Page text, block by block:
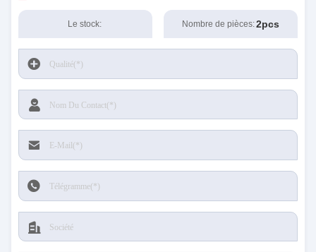
Le stock: Nombre de pièces:2pcs